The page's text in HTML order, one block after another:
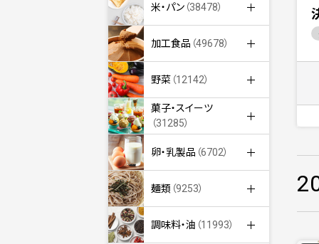
米・パン （38478）
加工食品 （49678）
野菜 （12142）
菓子・スイーツ
（31285）
卵・乳製品 （6702）
麺類 （9253）
調味料・油 （11993）